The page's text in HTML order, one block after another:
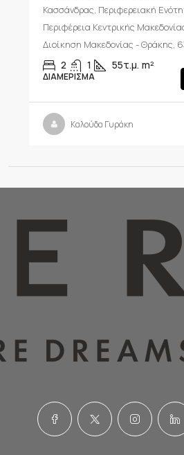
Κασσάνδρας, Περιφερειακή
Περιφέρεια Κεντρικής
Διοίκηση Μακεδονίας - Θράκης,
2 1 55τ.μ. m²
ΔΙΑΜΈΡΙΣΜΑ
Καλούδα Γυράκη